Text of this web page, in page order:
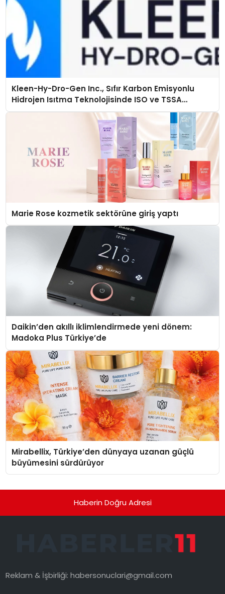
Kleen-Hy-Dro-Gen Inc., Sıfır Karbon Emisyonlu
Hidrojen Isıtma Teknolojisinde ISO ve TSSA
Düzenleyici Onaylarını Aldı
Marie Rose kozmetik sektörüne giriş yaptı
Daikin’den akıllı iklimlendirmede yeni dönem:
Madoka Plus Türkiye’de
Mirabellix, Türkiye’den dünyaya uzanan güçlü
büyümesini sürdürüyor
Haberin Doğru Adresi
Reklam & İşbirliği:habersonuclari@gmail.com